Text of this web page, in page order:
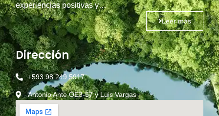
experiencias positivas y…
Leer más
Dirección
+593 98 249 5917
Antonio Ante OE3-57 y Luis Vargas